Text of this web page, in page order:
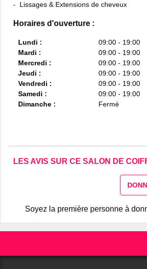
Lissages & Extensions de cheveux
Horaires d'ouverture :
Lundi :
09:00 - 19:00
Mardi :
09:00 - 19:00
Mercredi :
09:00 - 19:00
Jeudi :
09:00 - 19:00
Vendredi :
09:00 - 19:00
Samedi :
09:00 - 19:00
Dimanche :
Fermé
LES AVIS SUR CE SALON DE
Soyez la première personne à